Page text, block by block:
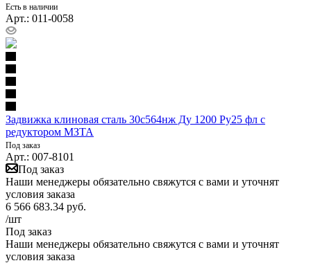
Есть в наличии
Арт.: 011-0058
Задвижка клиновая сталь 30с564нж Ду 1200 Ру25 фл с
редуктором МЗТА
Под заказ
Арт.: 007-8101
Под заказ
Наши менеджеры обязательно свяжутся с вами и уточнят
условия заказа
6 566 683.34 руб.
/шт
Под заказ
Наши менеджеры обязательно свяжутся с вами и уточнят
условия заказа